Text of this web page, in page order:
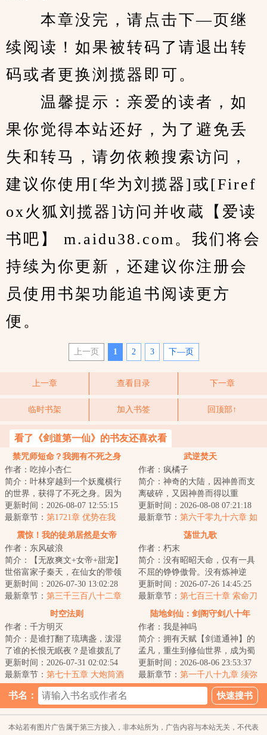
本章没完，请点击下—页继
续阅读！如果被转码了请退出转
码或者更换浏揽器即可。
温馨提示：亲爱的读者，如
果你觉得本站还好，为了避免丢
失和转马，请勿依赖搜索访问，
建议你使用[华为刘揽器]或[Firef
ox火狐刘揽器]访问并收蔵【爱读
书吧】 m.aidu38.com。我们将会
持续为你更新，还建议你注册会
员使用书架功能追书阅读更方
便。
上一页 1 2 3 下—页
上一章 查看目录 下一章
临时书架 加入书签 回顶部↑
看了《剑道第一仙》的书友还喜欢看
禁咒师短命？我拥有不死之身
作者：吃掉小杏仁
简介：叶林穿越到一个妖魔横行
的世界，获得了不死之身。因为
这个世界的转职仪式很费钱，他
直接卡BUG靠着...
更新时间：2026-08-07 12:55:15
最新章节： 第1721章 优势在我
武逆焚天
作者：疯橘子
简介：神奇的大陆，因神兽而支
离破碎，又因神兽而得以重
生！！各方势力追寻多年的重宝
出世，一场腥风血雨...
更新时间：2026-08-08 07:21:18
最新章节： 第六千零九十六章 如
震惊！我的徒弟居然是女帝
作者：东风破浪
简介：【无敌爽文+女帝+甜宠】
世俗富家子秦天，在仙女的带领
下加入了昆仑剑派，成为了昆仑
小师叔。觉醒签...
更新时间：2026-07-30 13:02:28
最新章节： 第三千三百八十二章
荡世九歌
作者：朽末
简介：没有昭昭天命，仅有一具
不屈的铮铮傲骨。没有炼神逆
天，仅有一曲无悔的荡世壮歌。
沧海横流，生灵涂...
更新时间：2026-07-26 14:45:25
最新章节： 第七百三十章 索命刀
时空法则
作者：千方明灭
简介：是谁打翻了琉璃盏，泼湿
了谁的长恨无眠夜？是谁拨乱了
竖弓琴，惊扰了谁的江上无澜
月？有人在在偌大...
更新时间：2026-07-31 02:02:54
最新章节： 第七十五章 大炮筒酒
陆地剑仙：剑阁守剑八十年
作者：我是神吗
简介：拥有天赋【剑道通神】的
孟凡，重生到修仙世界，成为蜀
山剑派的剑阁守剑人。触摸到“七
星剑”，获得...
更新时间：2026-08-06 23:53:37
最新章节： 第一千八十九章 须弥
山，邪佛
书名：
本站若有图片广告属于第三方接入，非本站所为，广告内容与本站无关，不代表